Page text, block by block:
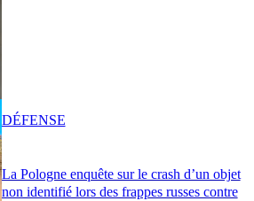
La Pologne enquête sur le crash d’un objet
non identifié lors des frappes russes contre
DÉFENSE